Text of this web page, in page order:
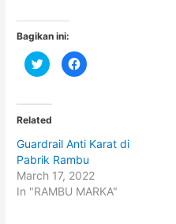
Bagikan ini:
C
l
t
o
s
h
a
r
e
o
n
T
C
l
h
a
r
e
o
n
F
Related
Guardrail Anti Karat di
Pabrik Rambu
March 17, 2022
In "RAMBU MARKA"